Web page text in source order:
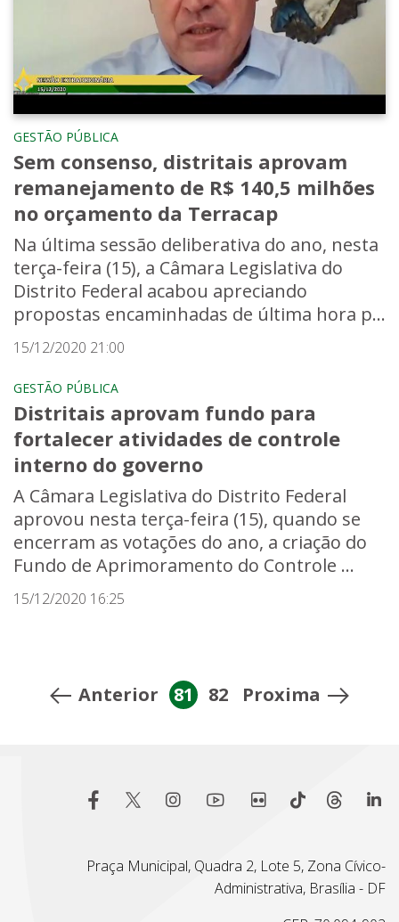
GESTÃO PÚBLICA
Sem consenso, distritais aprovam
remanejamento de R$ 140,5 milhões
no orçamento da Terracap
Na última sessão deliberativa do ano, nesta
terça-feira (15), a Câmara Legislativa do
Distrito Federal acabou apreciando
propostas encaminhadas de última hora p...
15/12/2020 21:00
GESTÃO PÚBLICA
Distritais aprovam fundo para
fortalecer atividades de controle
interno do governo
A Câmara Legislativa do Distrito Federal
aprovou nesta terça-feira (15), quando se
encerram as votações do ano, a criação do
Fundo de Aprimoramento do Controle ...
15/12/2020 16:25
Anterior 81 82 Proxima
Praça Municipal, Quadra 2, Lote 5, Zona Cívico-
Administrativa, Brasília - DF